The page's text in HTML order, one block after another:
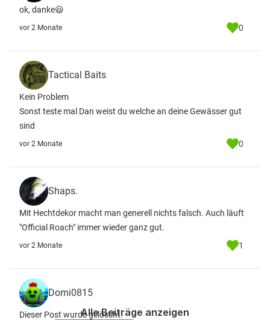
ok, danke😃
vor 2 Monate 0
Tactical Baits
Kein Problem
Sonst teste mal Dan weist du welche an deine Gewässer gut
sind
vor 2 Monate 0
Shaps.
Mit Hechtdekor macht man generell nichts falsch. Auch läuft
"Official Roach" immer wieder ganz gut.
vor 2 Monate 1
Domi0815
Dieser Post wurde gelöscht.Alle Beiträge anzeigen